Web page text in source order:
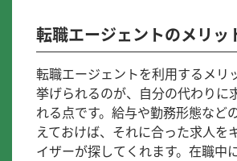
転職エージェントのメリッ
転職エージェントを利用するメリ
挙げられるのが、自分の代わりに
れる点です。給与や勤務形態など
えておけば、それに合った求人を
イザーが探してくれます。在職中